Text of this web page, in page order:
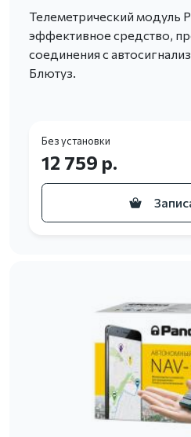
Телеметрический модуль
эффективное средство,
соединения с
Блютуз.
Без установки
12 759 р.